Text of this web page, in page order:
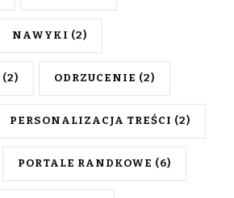
NAWYKI (2)
(2) ODRZUCENIE (2)
PERSONALIZACJA TREŚCI (2)
PORTALE RANDKOWE (6)